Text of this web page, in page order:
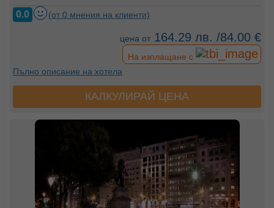
0.0 (от 0 мнения на клиенти)
цена от 164.29 лв. /84.00 €
На изплащане с
Пълно описание на хотела
КАЛКУЛИРАЙ ЦЕНА